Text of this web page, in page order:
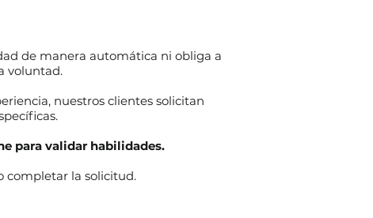
de manera automática ni obliga a
voluntad.
nuestros clientes solicitan
para validar habilidades.
completar la solicitud.